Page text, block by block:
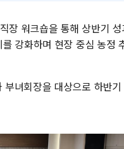
장 워크숍을 통해 상반기
강화하며 현장 중심 농정
녀회장을 대상으로 하반기